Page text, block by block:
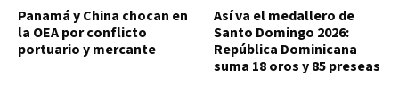
Panamá y China chocan en
la OEA por conflicto
portuario y mercante
Así va el medallero de
Santo Domingo 2026:
República Dominicana
suma 18 oros y 85 preseas